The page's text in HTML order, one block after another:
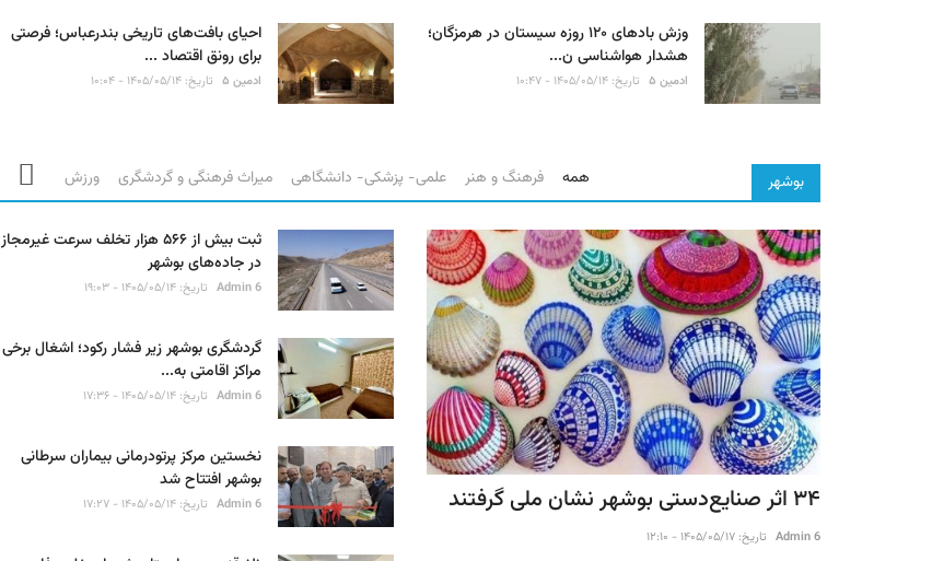
وزش بادهای ۱۲۰ روزه سیستان در هرمزگان؛
هشدار هواشناسی ن...
ادمین ۵ تاریخ: ۱۴۰۵/۰۵/۱۴ - ۱۰:۴۷
احیای بافت‌های تاریخی بندرعباس؛ فرصتی
برای رونق اقتصاد ...
ادمین ۵ تاریخ: ۱۴۰۵/۰۵/۱۴ - ۱۰:۰۴
بوشهر همه فرهنگ و هنر علمی- پزشکی- دانشگاهی میراث فرهنگی و گردشگری ورزش
۳۴ اثر صنایع‌دستی بوشهر نشان ملی گرفتند
Admin 6 تاریخ: ۱۴۰۵/۰۵/۱۷ - ۱۲:۱۰
ثبت بیش از ۵۶۶ هزار تخلف سرعت غیرمجاز
در جاده‌های بوشهر
Admin 6 تاریخ: ۱۴۰۵/۰۵/۱۴ - ۱۹:۰۳
گردشگری بوشهر زیر فشار رکود؛ اشغال برخی
مراکز اقامتی به...
Admin 6 تاریخ: ۱۴۰۵/۰۵/۱۴ - ۱۷:۳۶
نخستین مرکز پرتودرمانی بیماران سرطانی
بوشهر افتتاح شد
Admin 6 تاریخ: ۱۴۰۵/۰۵/۱۴ - ۱۷:۲۷